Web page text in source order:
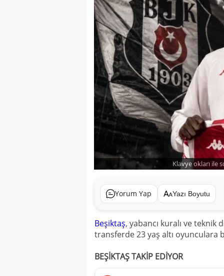
Klavye okları ile
Yorum Yap Yazı Boyutu
Beşiktaş, yabancı kuralı ve
transferde 23 yaş altı oyunculara
BEŞİKTAŞ TAKİP EDİYOR